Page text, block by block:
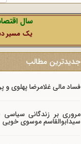
سال اقتصاد
یک مسیر
جدیدترین مطالب
فساد مالی غلامرضا پهلوی و
مروری بر زندگانی سیاسی
سیدابوالقاسم موسوی خویی